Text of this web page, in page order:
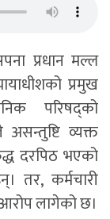
प्रधान मल्ल
प्रमुख
परिषद्को
व्यक्त
दरपिठ भएको
तर, कर्मचारी
लागेको छ।